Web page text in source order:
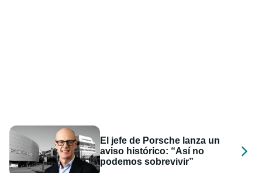
El jefe de Porsche lanza un
aviso histórico: “Así no
podemos sobrevivir”